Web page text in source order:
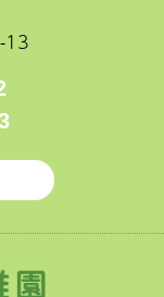
13